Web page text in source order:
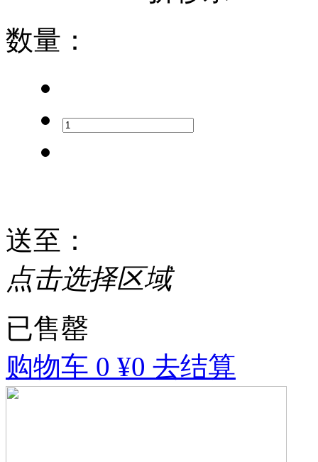
数量 ：
送至 ：
点击选择区域
已售罄
购物车 0 ¥0 去结算